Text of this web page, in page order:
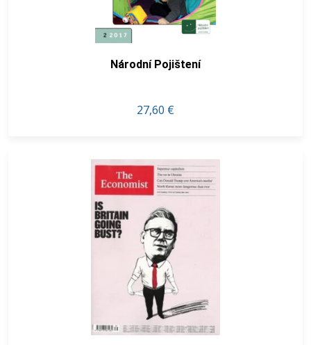
Národní Pojištení
27,60 €